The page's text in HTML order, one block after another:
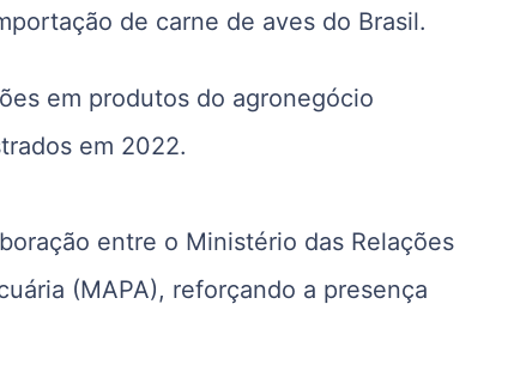
de carne de aves do Brasil.
em produtos do agronegócio
em 2022.
entre o Ministério das Relações
(MAPA), reforçando a presença